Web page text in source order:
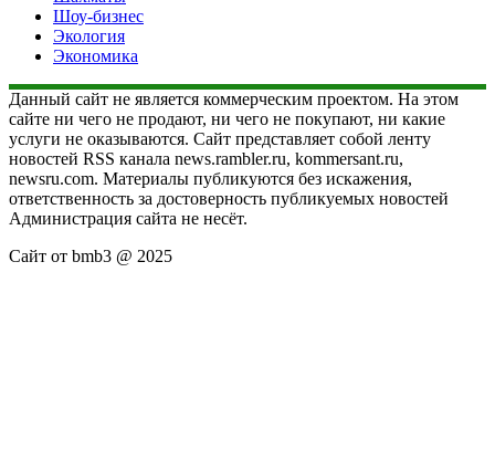
Шоу-бизнес
Экология
Экономика
Данный сайт не является коммерческим проектом. На этом
сайте ни чего не продают, ни чего не покупают, ни какие
услуги не оказываются. Сайт представляет собой ленту
новостей RSS канала news.rambler.ru, kommersant.ru,
newsru.com. Материалы публикуются без искажения,
ответственность за достоверность публикуемых новостей
Администрация сайта не несёт.
Сайт от bmb3 @ 2025